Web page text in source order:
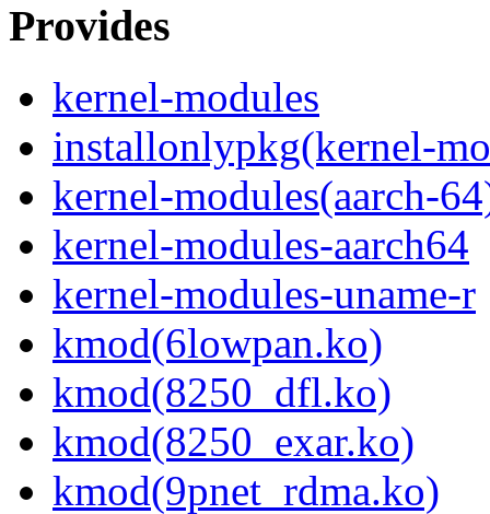
Provides
kernel-modules
installonlypkg(kernel-
kernel-modules(aarch-
kernel-modules-aarch64
kernel-modules-uname-r
kmod(6lowpan.ko)
kmod(8250_dfl.ko)
kmod(8250_exar.ko)
kmod(9pnet_rdma.ko)